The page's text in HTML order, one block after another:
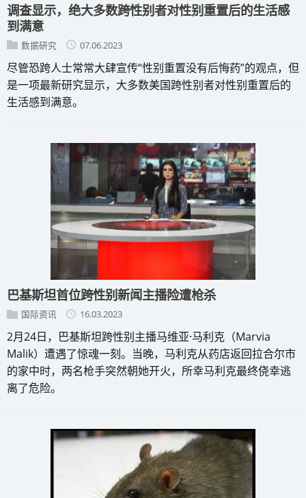
调查显示，绝大多数跨性别者对性别重置后的生活感
到满意
数据研究 07.06.2023
尽管恐跨人士常常大肆宣传“性别重置没有后悔药”的观点，但
是一项最新研究显示，大多数美国跨性别者对性别重置后的
生活感到满意。
巴基斯坦首位跨性别新闻主播险遭枪杀
国际资讯 16.03.2023
2月24日，巴基斯坦跨性别主播马维亚·马利克（Marvia
Malik）遭遇了惊魂一刻。当晚，马利克从药店返回拉合尔市
的家中时，两名枪手突然朝她开火，所幸马利克最终侥幸逃
离了危险。